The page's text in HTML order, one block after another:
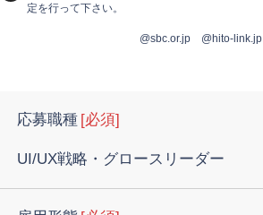
定を行って下さい。
@sbc.or.jp @hito-link.jp
応募職種 [必須]
UI/UX戦略・グロースリーダー